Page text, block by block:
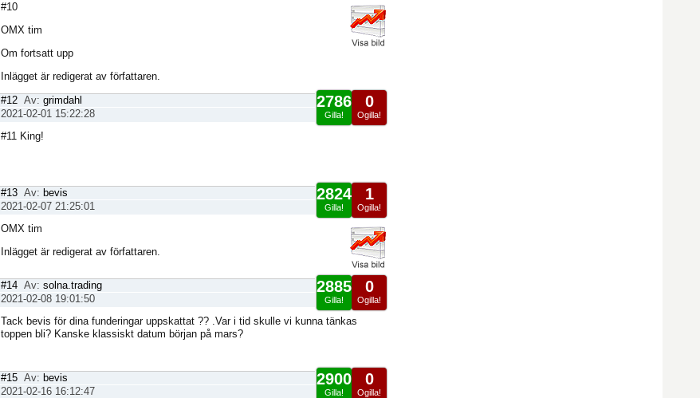
#10
OMX tim
Om fortsatt upp
Inlägget är redigerat av författaren.
0
Ogilla!
2786
Gilla!
#12 Av: grimdahl
2021-02-01 15:22:28
#11 King!
1
Ogilla!
2824
Gilla!
#13 Av: bevis
2021-02-07 21:25:01
OMX tim
Inlägget är redigerat av författaren.
0
Ogilla!
2885
Gilla!
#14 Av: solna.trading
2021-02-08 19:01:50
Tack bevis för dina funderingar uppskattat ?? .Var i tid skulle vi kunna tänkas
toppen bli? Kanske klassiskt datum början på mars?
0
Ogilla!
2900
Gilla!
#15 Av: bevis
2021-02-16 16:12:47